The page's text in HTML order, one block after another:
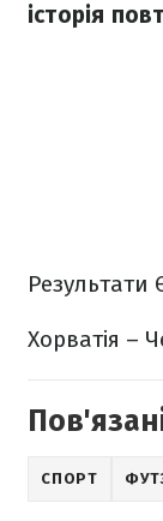
історія
Результати
Хорватія –
СПОРТ